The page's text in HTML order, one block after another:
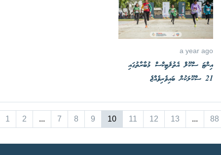
a year ago
އިންޓަ ސްކޫލް އެތުލެޓިކްސް މުބާރާތުގައި
21 ސްކޫލަކުން ބައިވެރިވެއްޖެ
1 2 ... 7 8 9 10 11 12 13 ... 88